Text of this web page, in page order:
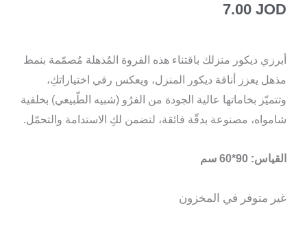
7.00 JOD
أبرزي ديكور منزلك باقتناء هذه الفروة المُذهلة مُصمّمة بنمط
مذهل يعزز أناقة ديكور المنزل، ويعكس رقي اختياراتكِ،
وتتميّز بخاماتها عالية الجودة من الفرُو (شبيه الطّبيعي) بخلفية
شامواه، مصنوعة بدقّة فائقة، لتضمن لكِ الاستدامة والتحمّل.
القياس: 90*60 سم
غير متوفر في المخزون